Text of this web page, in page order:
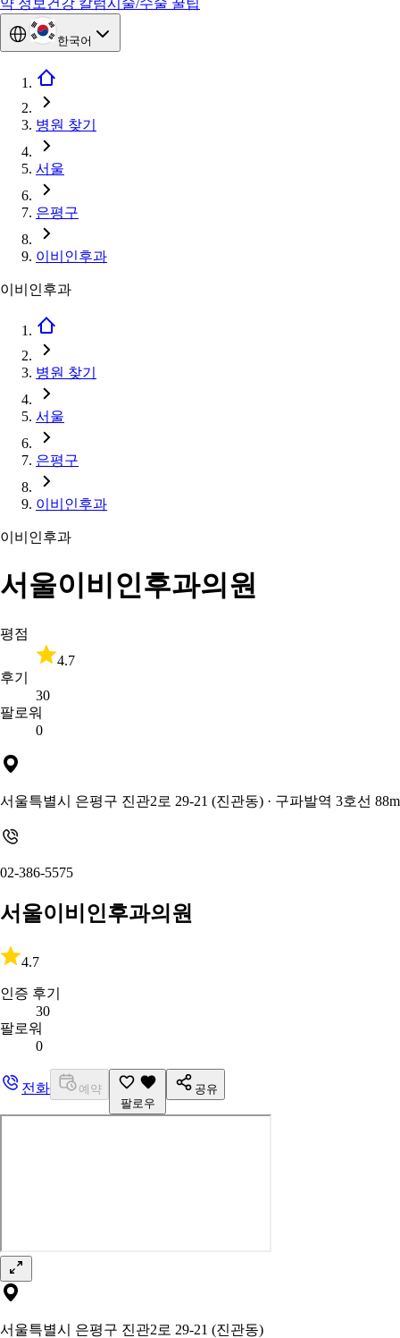
약 정보 건강 칼럼시술/수술 꿀팁
한국어
병원 찾기
서울
은평구
이비인후과
이비인후과
병원 찾기
서울
은평구
이비인후과
이비인후과
서울이비인후과의원
평점
4.7
후기
30
팔로워
0
서울특별시 은평구 진관2로 29-21 (진관동) · 구파발역 3호선 88m
02-386-5575
서울이비인후과의원
4.7
인증 후기
30
팔로워
0
전화
예약
팔로우
공유
서울특별시 은평구 진관2로 29-21 (진관동)